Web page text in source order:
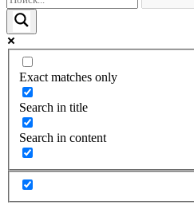
Exact matches only
Search in title
Search in content